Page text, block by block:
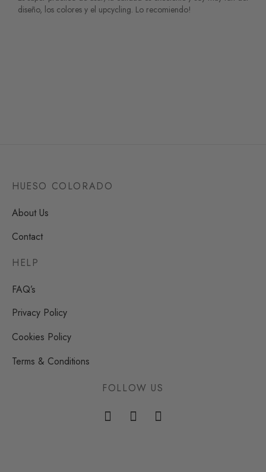
diseño, los colores y el upcycling. Lo recomiendo!
HUESO COLORADO
About Us
Contact
HELP
FAQ’s
Privacy Policy
Cookies Policy
Terms & Conditions
FOLLOW US